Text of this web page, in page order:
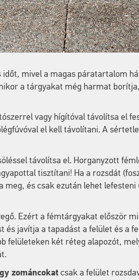
mivel a magas páratartalom
a tárgyakat még harmat
vagy hígítóval távolítsa el
el kell távolítani. A
távolítsa el. Horganyzott
tisztítani! Ha a rozsdát
és csak ezután lehet
Ezért a fémtárgyakat először
és javítja a tapadást a felület és a
felületeken két réteg alapozót,
zománcokat csak a felület